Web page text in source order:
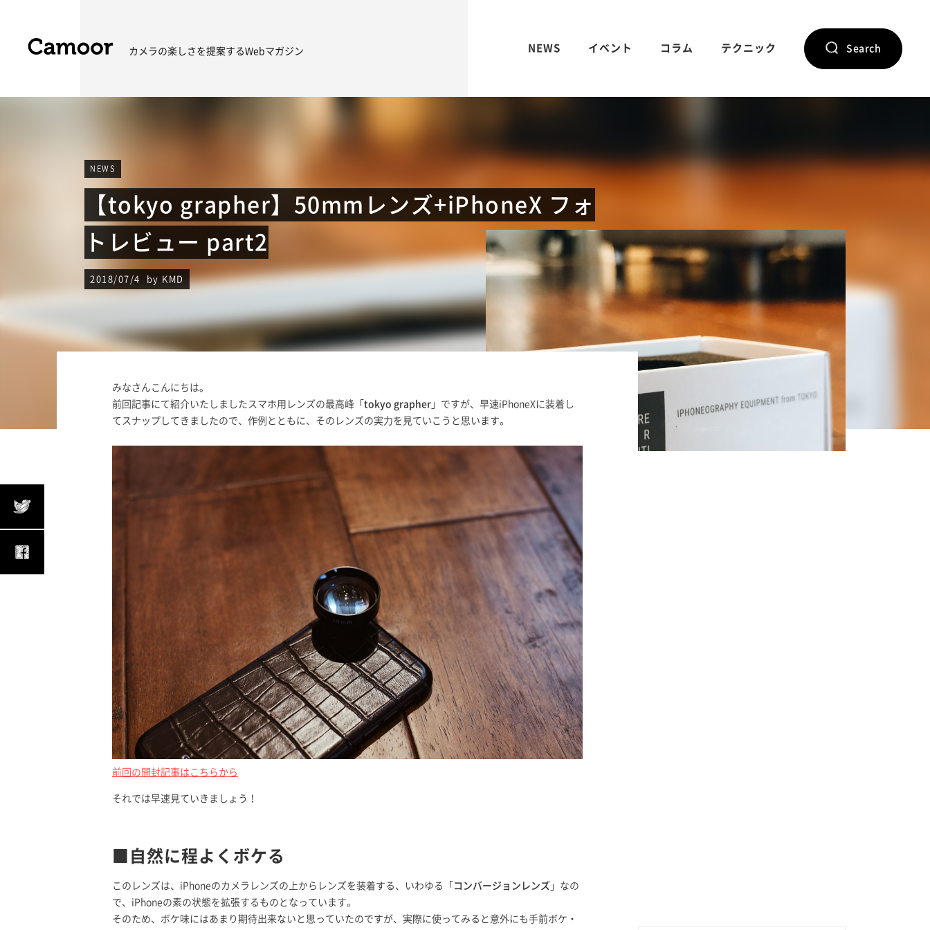
カメラの楽しさを提案するWebマガジン NEWS イベント コラム テクニック Search
NEWS
【tokyo grapher】50mmレンズ+iPhoneX フォ
トレビュー part2
2018/07/4 by KMD
みなさんこんにちは。
前回記事にて紹介いたしましたスマホ用レンズの最高峰「 tokyo grapher 」ですが、早速iPhoneXに装着し
てスナップしてきましたので、作例とともに、そのレンズの実力を見ていこうと思います。
前回の開封記事はこちらから
それでは早速見ていきましょう！
■自然に程よくボケる
このレンズは、iPhoneのカメラレンズの上からレンズを装着する、いわゆる「 コンバージョンレンズ 」なの
で、iPhoneの素の状態を拡張するものとなっています。
そのため、ボケ味にはあまり期待出来ないと思っていたのですが、実際に使ってみると意外にも手前ボケ・